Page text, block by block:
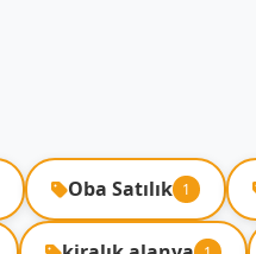
Oba Satılık 1